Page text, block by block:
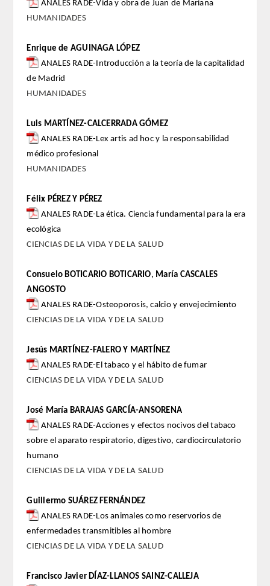
ACTIVIDADES REALIZADAS
2026
HISTÓRICO
VIDEOTECA
PREMIOS 2026
PUBLICACIONES
ANALES de la RADE
MONOGRAFÍAS RADE
REFLEXIONES de la RADE
OTRAS PUBLICACIONES
PRENSA
NOTAS DE PRENSA
ENLACES
CONTACTO
ANALES RADE-Vida y obra de Juan de Mariana
HUMANIDADES
Enrique de AGUINAGA LÓPEZ
ANALES RADE-Introducción a la teoría de la capitalidad
de Madrid
HUMANIDADES
Luis MARTÍNEZ-CALCERRADA GÓMEZ
ANALES RADE-Lex artis ad hoc y la responsabilidad
médico profesional
HUMANIDADES
Félix PÉREZ Y PÉREZ
ANALES RADE-La ética. Ciencia fundamental para la era
ecológica
CIENCIAS DE LA VIDA Y DE LA SALUD
Consuelo BOTICARIO BOTICARIO, María CASCALES
ANGOSTO
ANALES RADE-Osteoporosis, calcio y envejecimiento
CIENCIAS DE LA VIDA Y DE LA SALUD
Jesús MARTÍNEZ-FALERO Y MARTÍNEZ
ANALES RADE-El tabaco y el hábito de fumar
CIENCIAS DE LA VIDA Y DE LA SALUD
José María BARAJAS GARCÍA-ANSORENA
ANALES RADE-Acciones y efectos nocivos del tabaco
sobre el aparato respiratorio, digestivo, cardiocirculatorio
humano
CIENCIAS DE LA VIDA Y DE LA SALUD
Guillermo SUÁREZ FERNÁNDEZ
ANALES RADE-Los animales como reservorios de
enfermedades transmitibles al hombre
CIENCIAS DE LA VIDA Y DE LA SALUD
Francisco Javier DÍAZ-LLANOS SAINZ-CALLEJA